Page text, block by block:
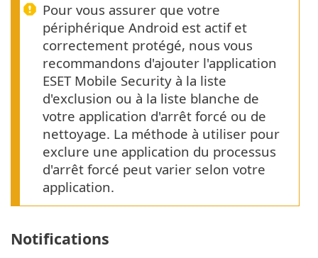
Pour vous assurer que votre
périphérique Android est actif et
correctement protégé, nous vous
recommandons d'ajouter l'application
ESET Mobile Security à la liste
d'exclusion ou à la liste blanche de
votre application d'arrêt forcé ou de
nettoyage. La méthode à utiliser pour
exclure une application du processus
d'arrêt forcé peut varier selon votre
application.
Notifications